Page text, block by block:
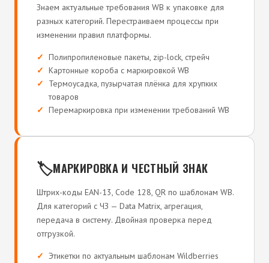
Знаем актуальные требования WB к упаковке для
разных категорий. Перестраиваем процессы при
изменении правил платформы.
Полипропиленовые пакеты, zip-lock, стрейч
Картонные короба с маркировкой WB
Термоусадка, пузырчатая плёнка для хрупких
товаров
Перемаркировка при изменении требований WB
🏷️МАРКИРОВКА И ЧЕСТНЫЙ ЗНАК
Штрих-коды EAN-13, Code 128, QR по шаблонам WB.
Для категорий с ЧЗ — Data Matrix, агрегация,
передача в систему. Двойная проверка перед
отгрузкой.
Этикетки по актуальным шаблонам Wildberries